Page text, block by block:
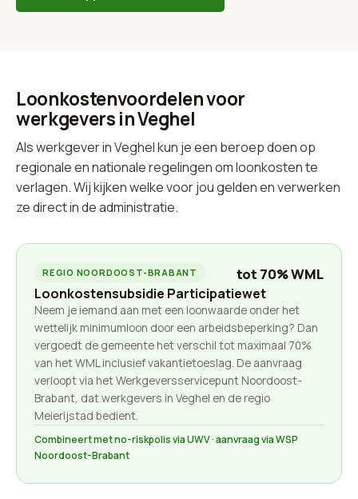
Loonkostenvoordelen voor
werkgevers in Veghel
Als werkgever in Veghel kun je een beroep doen op
regionale en nationale regelingen om loonkosten te
verlagen. Wij kijken welke voor jou gelden en verwerken
ze direct in de administratie.
REGIO NOORDOOST-BRABANT tot 70% WML
Loonkostensubsidie Participatiewet
Neem je iemand aan met een loonwaarde onder het
wettelijk minimumloon door een arbeidsbeperking? Dan
vergoedt de gemeente het verschil tot maximaal 70%
van het WML inclusief vakantietoeslag. De aanvraag
verloopt via het Werkgeversservicepunt Noordoost-
Brabant, dat werkgevers in Veghel en de regio
Meierijstad bedient.
Combineert met no-riskpolis via UWV · aanvraag via WSP
Noordoost-Brabant